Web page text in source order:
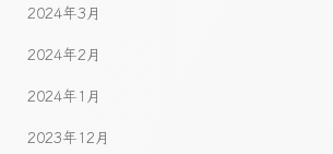
2024年3月
2024年2月
2024年1月
2023年12月